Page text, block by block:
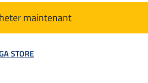
maintenant
STORE